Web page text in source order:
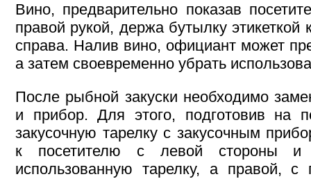
Вино, предварительно показав
правой рукой, держа бутылку
справа. Налив вино, официант может
а затем своевременно убрать
После рыбной закуски необходимо
и прибор. Для этого, подготовив на
закусочную тарелку с закусочным
к посетителю с левой стороны и
использованную тарелку, а правой, с